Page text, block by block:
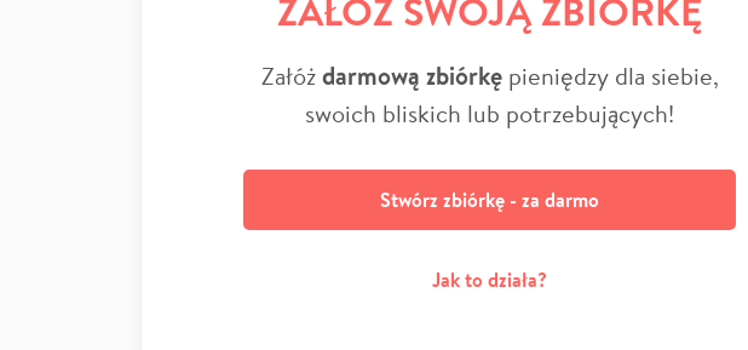
ZAŁÓŻ SWOJĄ ZBIÓRKĘ
Załóżdarmową zbiórkępieniędzy dla siebie,
swoich bliskich lub potrzebujących!
Stwórz zbiórkę - za darmo
Jak to działa?